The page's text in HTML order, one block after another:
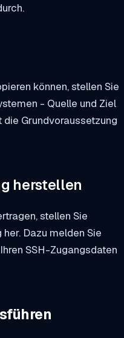
können, stellen Sie
- Quelle und Ziel
Grundvoraussetzung
herstellen
stellen Sie
Dazu melden Sie
SSH-Zugangsdaten